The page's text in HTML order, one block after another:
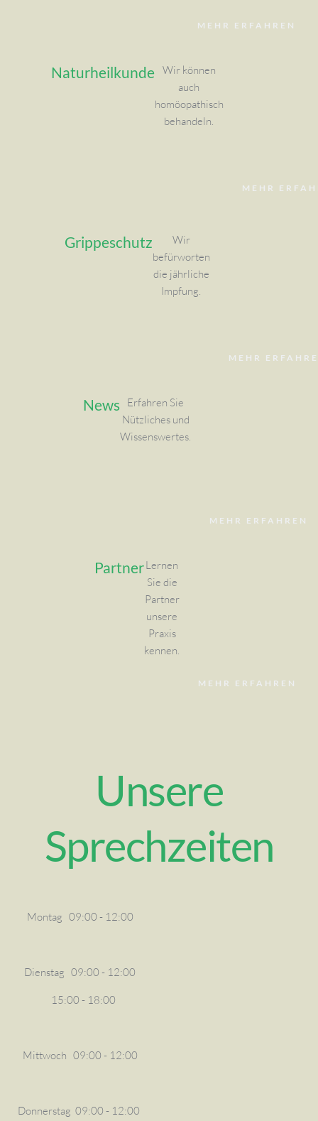
MEHR ERFAHREN
Naturheilkunde
Wir können
auch
homöopathisch
behandeln.
MEHR
Grippeschutz
Wir
befürworten
die jährliche
Impfung.
MEHR
News Erfahren Sie
Nützliches und
Wissenswertes.
MEHR ERFAHREN
PartnerLernen
Sie die
Partner
unsere
Praxis
kennen.
MEHR ERFAHREN
Unsere
Sprechzeiten
Montag 09:00 - 12:00
Dienstag 09:00 - 12:00
15:00 - 18:00
Mittwoch 09:00 - 12:00
Donnerstag 09:00 - 12:00